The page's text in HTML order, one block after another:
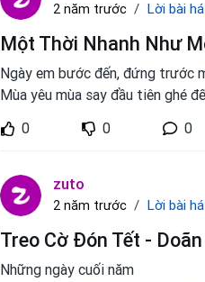
2 năm trước Lời bài
Một Thời Nhanh Như
Ngày em bước đến, đứng trước
Mùa yêu mùa say đầu tiên ghé
0
0 0
zuto
2 năm trước Lời bài
Treo Cờ Đón Tết -
Những ngày cuối năm